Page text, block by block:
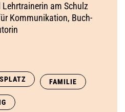
am Schulz
Kommunikation, Buch-
FAMILIE